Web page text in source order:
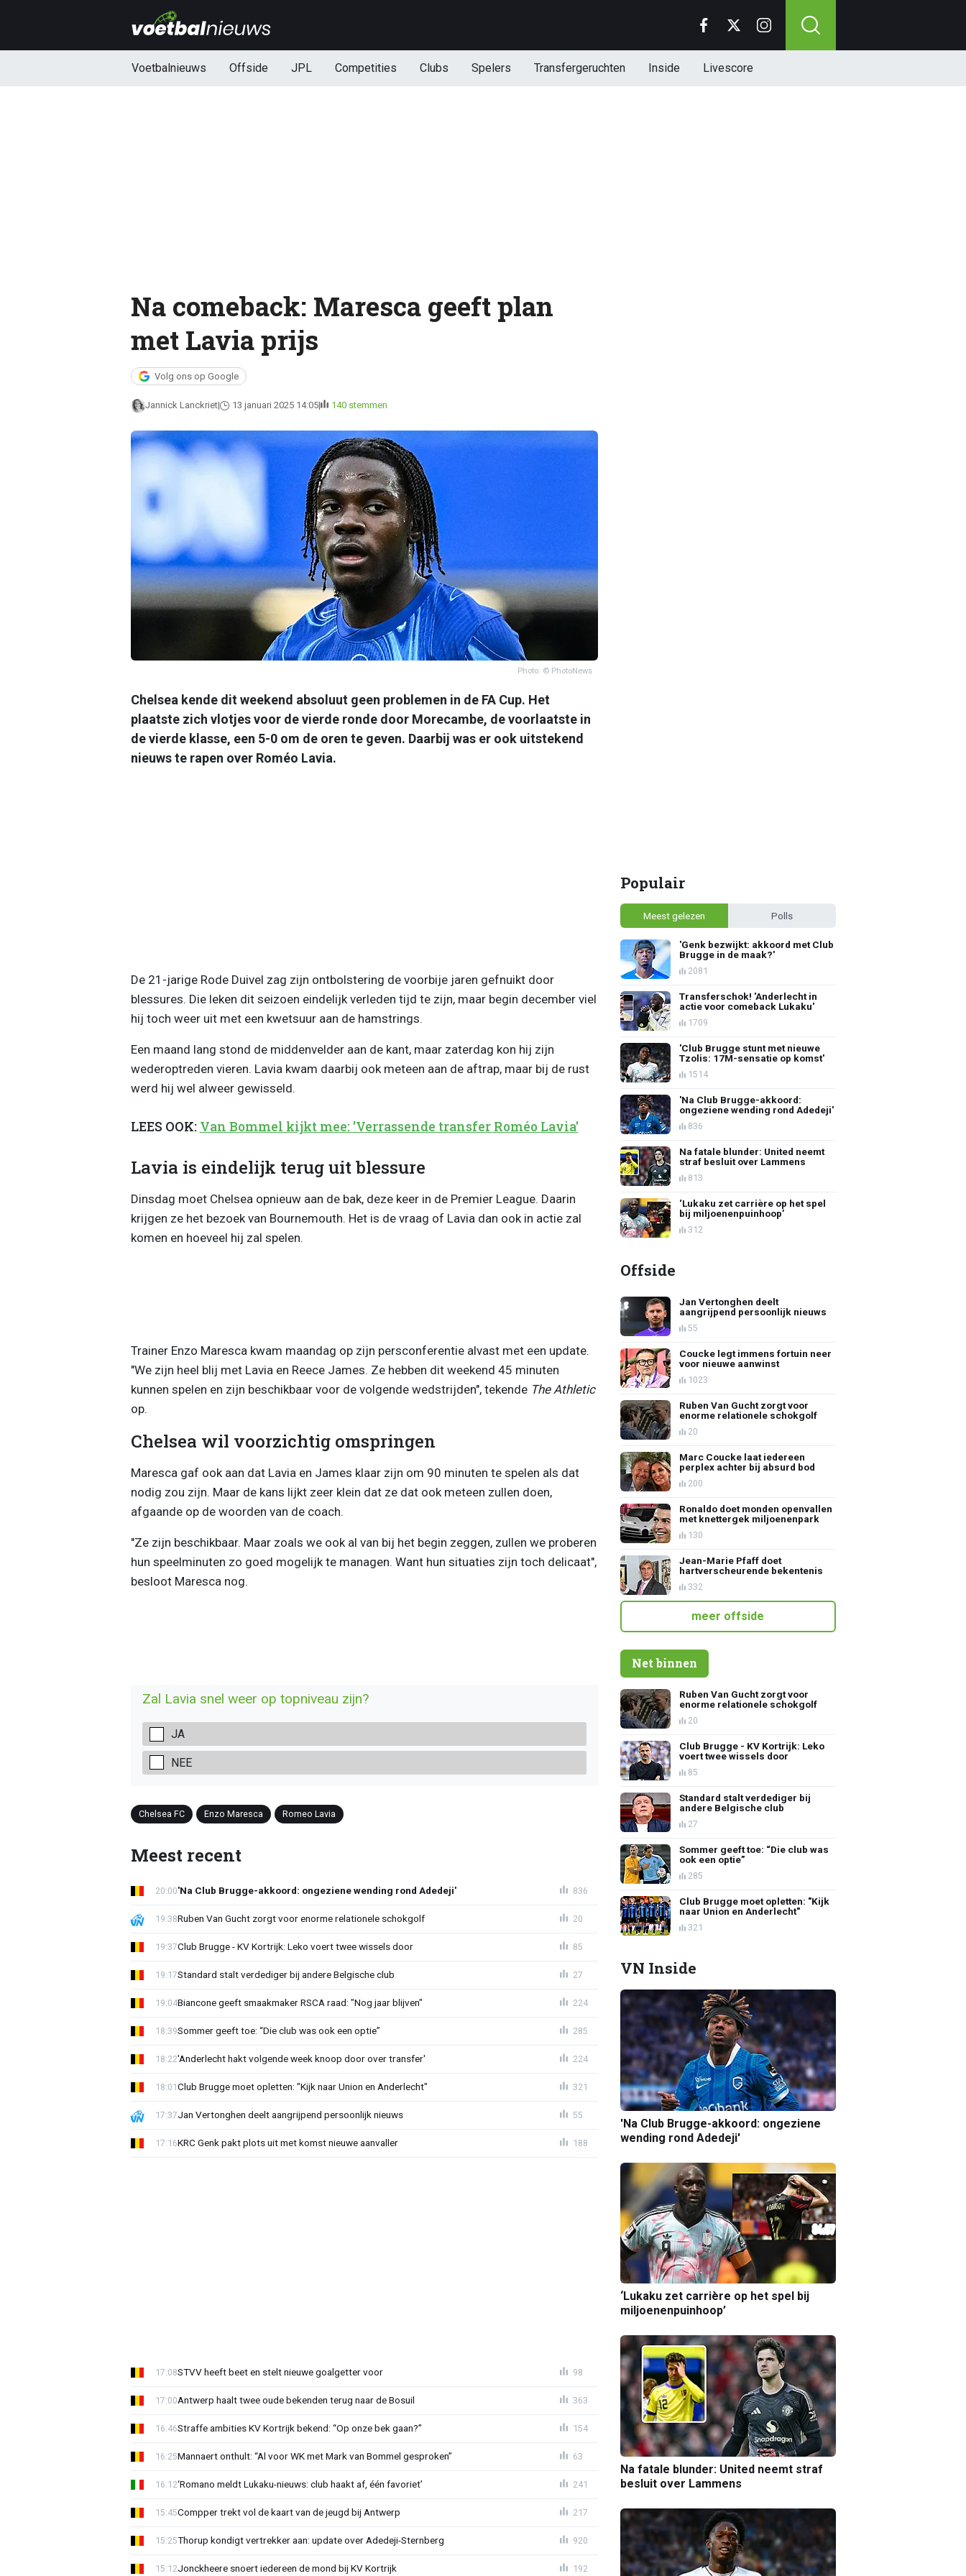
Voetbalnieuws Offside JPL Competities Clubs Spelers Transfergeruchten Inside Livescore
Na comeback: Maresca geeft plan
met Lavia prijs
Volg ons op Google
Jannick Lanckriet 13 januari 2025 14:05 140 stemmen
Photo: © PhotoNews
Chelsea kende dit weekend absoluut geen problemen in de FA Cup. Het
plaatste zich vlotjes voor de vierde ronde door Morecambe, de voorlaatste in
de vierde klasse, een 5-0 om de oren te geven. Daarbij was er ook uitstekend
nieuws te rapen over Roméo Lavia.
De 21-jarige Rode Duivel zag zijn ontbolstering de voorbije jaren gefnuikt door
blessures. Die leken dit seizoen eindelijk verleden tijd te zijn, maar begin december viel
hij toch weer uit met een kwetsuur aan de hamstrings.
Een maand lang stond de middenvelder aan de kant, maar zaterdag kon hij zijn
wederoptreden vieren. Lavia kwam daarbij ook meteen aan de aftrap, maar bij de rust
werd hij wel alweer gewisseld.
LEES OOK: Van Bommel kijkt mee: 'Verrassende transfer Roméo Lavia'
Lavia is eindelijk terug uit blessure
Dinsdag moet Chelsea opnieuw aan de bak, deze keer in de Premier League. Daarin
krijgen ze het bezoek van Bournemouth. Het is de vraag of Lavia dan ook in actie zal
komen en hoeveel hij zal spelen.
Trainer Enzo Maresca kwam maandag op zijn persconferentie alvast met een update.
"We zijn heel blij met Lavia en Reece James. Ze hebben dit weekend 45 minuten
kunnen spelen en zijn beschikbaar voor de volgende wedstrijden", tekende The Athletic
op.
Chelsea wil voorzichtig omspringen
Maresca gaf ook aan dat Lavia en James klaar zijn om 90 minuten te spelen als dat
nodig zou zijn. Maar de kans lijkt zeer klein dat ze dat ook meteen zullen doen,
afgaande op de woorden van de coach.
"Ze zijn beschikbaar. Maar zoals we ook al van bij het begin zeggen, zullen we proberen
hun speelminuten zo goed mogelijk te managen. Want hun situaties zijn toch delicaat",
besloot Maresca nog.
Zal Lavia snel weer op topniveau zijn?
JA
NEE
Chelsea FC Enzo Maresca Romeo Lavia
Meest recent
'Na Club Brugge-akkoord: ongeziene wending rond Adedeji'
20:00 836
Ruben Van Gucht zorgt voor enorme relationele schokgolf
19:38 20
Club Brugge - KV Kortrijk: Leko voert twee wissels door
19:37 85
Standard stalt verdediger bij andere Belgische club
19:17 27
Biancone geeft smaakmaker RSCA raad: "Nog jaar blijven"
19:04 224
Sommer geeft toe: “Die club was ook een optie”
18:39 285
'Anderlecht hakt volgende week knoop door over transfer'
18:22 224
Club Brugge moet opletten: "Kijk naar Union en Anderlecht"
18:01 321
Jan Vertonghen deelt aangrijpend persoonlijk nieuws
17:37 55
KRC Genk pakt plots uit met komst nieuwe aanvaller
17:16 188
STVV heeft beet en stelt nieuwe goalgetter voor
17:08 98
Antwerp haalt twee oude bekenden terug naar de Bosuil
17:00 363
Straffe ambities KV Kortrijk bekend: “Op onze bek gaan?”
16:46 154
Mannaert onthult: “Al voor WK met Mark van Bommel gesproken”
16:25 63
‘Romano meldt Lukaku-nieuws: club haakt af, één favoriet’
16:12 241
Compper trekt vol de kaart van de jeugd bij Antwerp
15:45 217
Thorup kondigt vertrekker aan: update over Adedeji-Sternberg
15:25 920
Jonckheere snoert iedereen de mond bij KV Kortrijk
15:12 192
Populair
Meest gelezen Polls
'Genk bezwijkt: akkoord met Club
Brugge in de maak?'
2081
Transferschok! 'Anderlecht in
actie voor comeback Lukaku'
1709
'Club Brugge stunt met nieuwe
Tzolis: 17M-sensatie op komst'
1514
'Na Club Brugge-akkoord:
ongeziene wending rond Adedeji'
836
Na fatale blunder: United neemt
straf besluit over Lammens
813
‘Lukaku zet carrière op het spel
bij miljoenenpuinhoop’
312
Offside
Jan Vertonghen deelt
aangrijpend persoonlijk nieuws
55
Coucke legt immens fortuin neer
voor nieuwe aanwinst
1023
Ruben Van Gucht zorgt voor
enorme relationele schokgolf
20
Marc Coucke laat iedereen
perplex achter bij absurd bod
200
Ronaldo doet monden openvallen
met knettergek miljoenenpark
130
Jean-Marie Pfaff doet
hartverscheurende bekentenis
332
meer offside
Net binnen
Ruben Van Gucht zorgt voor
enorme relationele schokgolf
20
Club Brugge - KV Kortrijk: Leko
voert twee wissels door
85
Standard stalt verdediger bij
andere Belgische club
27
Sommer geeft toe: “Die club was
ook een optie”
285
Club Brugge moet opletten: "Kijk
naar Union en Anderlecht"
321
VN Inside
'Na Club Brugge-akkoord: ongeziene
wending rond Adedeji'
‘Lukaku zet carrière op het spel bij
miljoenenpuinhoop’
Na fatale blunder: United neemt straf
besluit over Lammens